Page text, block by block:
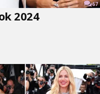
67
2024